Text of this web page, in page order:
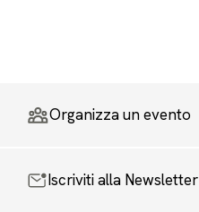
Organizza un evento
Iscriviti alla Newsletter